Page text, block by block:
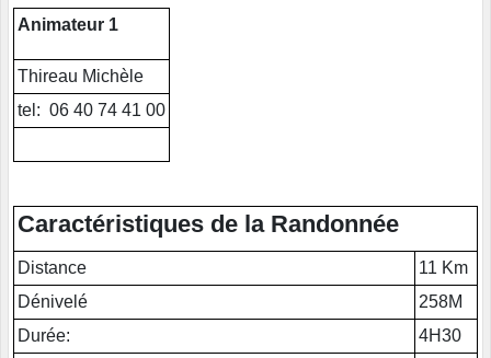
Animateur 1
Thireau Michèle
tel: 06 40 74 41 00
Caractéristiques de la Randonnée
Distance
11 Km
Dénivelé
258M
Durée:
4H30